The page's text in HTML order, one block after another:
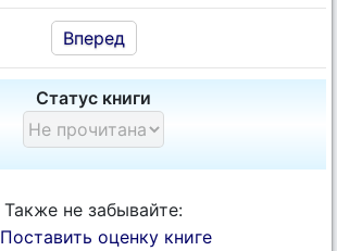
Вперед
Статус книги
Также не забывайте:
Поставить оценку книге